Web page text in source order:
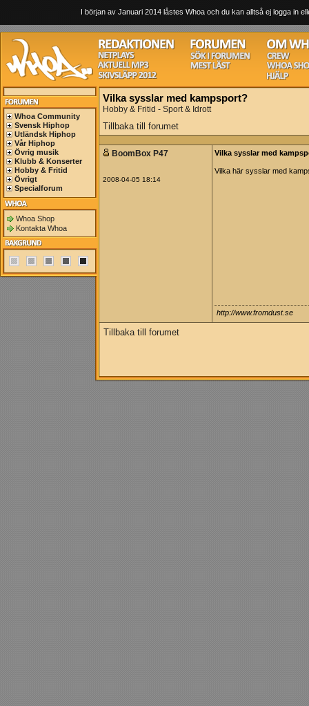
I början av Januari 2014 låstes Whoa och du kan alltså ej logga in
Whoa Community
Svensk Hiphop
Utländsk Hiphop
Vår Hiphop
Övrig musik
Klubb & Konserter
Hobby & Fritid
Övrigt
Specialforum
Whoa Shop
Kontakta Whoa
Vilka sysslar med kampsport?
Hobby & Fritid - Sport & Idrott
Tillbaka till forumet
BoomBox P47
2008-04-05 18:14
Vilka sysslar med
Vilka här sysslar med
http://www.fromdust.se
Tillbaka till forumet